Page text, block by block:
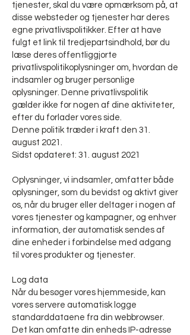
tjenester, skal du være opmærksom på, at
disse websteder og tjenester har deres
egne privatlivspolitikker. Efter at have
fulgt et link til tredjepartsindhold, bør du
læse deres offentliggjorte
privatlivspolitikoplysninger om, hvordan de
indsamler og bruger personlige
oplysninger. Denne privatlivspolitik
gælder ikke for nogen af dine aktiviteter,
efter du forlader vores side.
Denne politik træder i kraft den 31.
august 2021.
Sidst opdateret: 31. august 2021
Oplysninger, vi indsamler, omfatter både
oplysninger, som du bevidst og aktivt giver
os, når du bruger eller deltager i nogen af
vores tjenester og kampagner, og enhver
information, der automatisk sendes af
dine enheder i forbindelse med adgang
til vores produkter og tjenester.
Log data
Når du besøger vores hjemmeside, kan
vores servere automatisk logge
standarddataene fra din webbrowser.
Det kan omfatte din enheds IP-adresse